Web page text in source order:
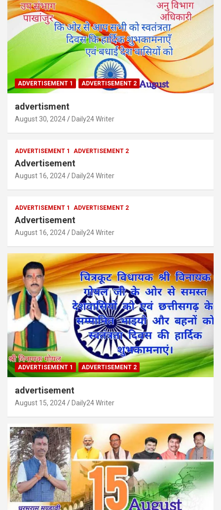
ADVERTISEMENT 1 ADVERTISEMENT 2
advertisment
August 30, 2024 Daily24 Writer
ADVERTISEMENT 1 ADVERTISEMENT 2
Advertisement
August 16, 2024 Daily24 Writer
ADVERTISEMENT 1 ADVERTISEMENT 2
Advertisement
August 16, 2024 Daily24 Writer
ADVERTISEMENT 1 ADVERTISEMENT 2
advertisement
August 15, 2024 Daily24 Writer